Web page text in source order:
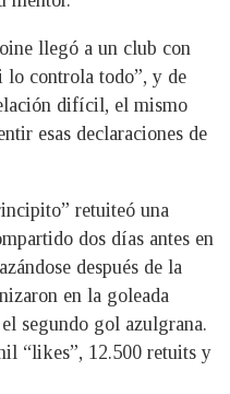
llegó a un club con
lo controla todo”, y de
difícil, el mismo
esas declaraciones de
retuiteó una
dos días antes en
después de la
en la goleada
segundo gol azulgrana.
“likes”, 12.500 retuits y